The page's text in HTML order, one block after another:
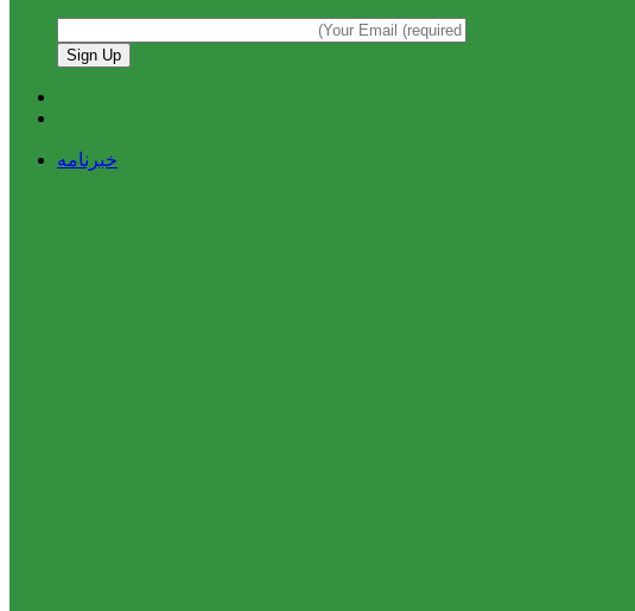
خبرنامه